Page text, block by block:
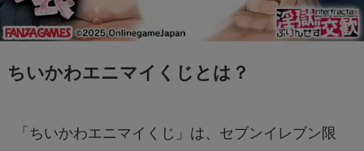
Switch2のスペックは？PS5・PS4とも徹底比
較
ちいかわエニマイくじとは？
「ちいかわエニマイくじ」は、セブンイレブン限